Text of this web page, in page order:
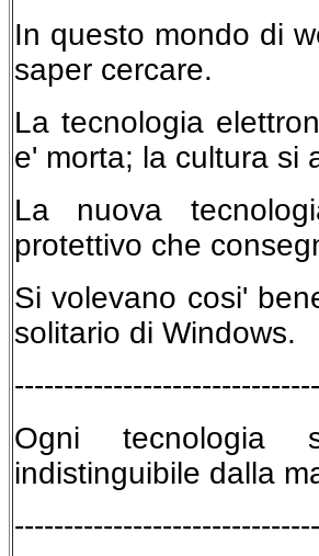
In questo mondo di
saper cercare.
La tecnologia
e' morta; la cultura si
La nuova
protettivo che
Si volevano cosi'
solitario di Windows.
Ogni tecnologia
indistinguibile dalla